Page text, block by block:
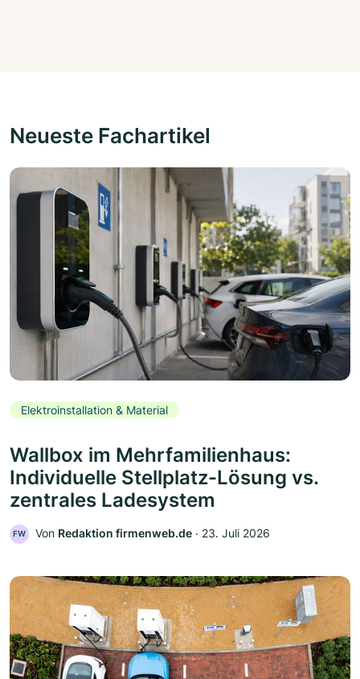
Neueste Fachartikel
Elektroinstallation & Material
Wallbox im Mehrfamilienhaus:
Individuelle Stellplatz-Lösung vs.
zentrales Ladesystem
FW Von Redaktion firmenweb.de ‧ 23. Juli 2026